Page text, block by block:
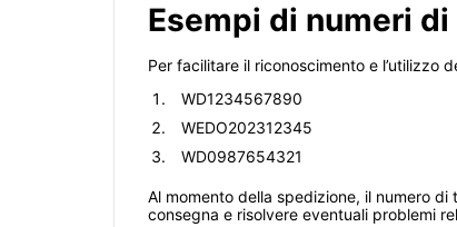
Esempi di numeri
Per facilitare il riconoscimento e l’utilizzo
WD1234567890
WEDO202312345
WD0987654321
Al momento della spedizione, il numero
consegna e risolvere eventuali problemi